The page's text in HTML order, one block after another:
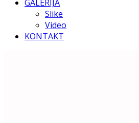
GALERIJA
Slike
Video
KONTAKT